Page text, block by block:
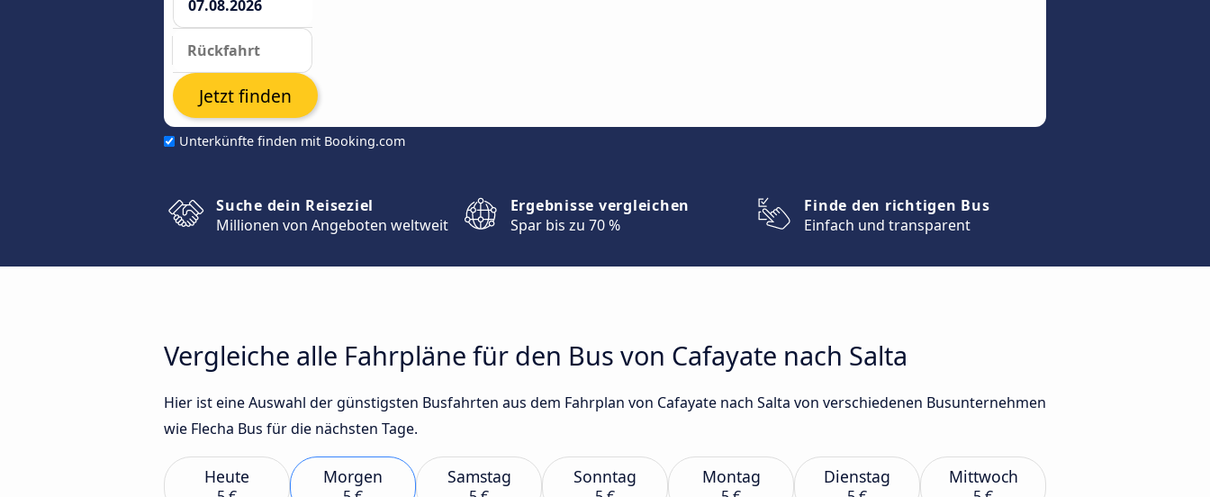
Unterkünfte finden mit Booking.com
Jetzt finden
Suche dein Reiseziel
Millionen von Angeboten weltweit
Ergebnisse vergleichen
Spar bis zu 70 %
Finde den richtigen Bus
Einfach und transparent
Vergleiche alle Fahrpläne für den Bus von Cafayate nach Salta
Hier ist eine Auswahl der günstigsten Busfahrten aus dem Fahrplan von Cafayate nach Salta von verschiedenen Busunternehmen
wie Flecha Bus für die nächsten Tage.
Heute Morgen Samstag Sonntag Montag Dienstag Mittwoch